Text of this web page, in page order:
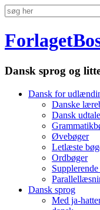
Dansk sprog og
Dansk for
Danske
Dansk udtale
Øvebøger
Letlæste
Ordbøger
Dansk sprog
Med ja-